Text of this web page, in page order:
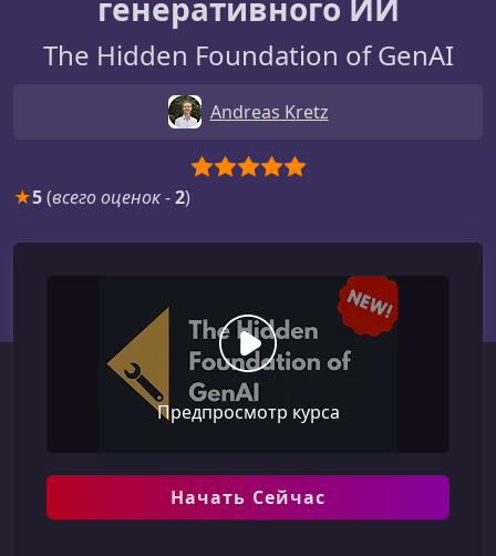
генеративного ИИ
The Hidden Foundation of GenAI
Andreas Kretz
★5(всего оценок-2)
Предпросмотр курса
Начать Сейчас